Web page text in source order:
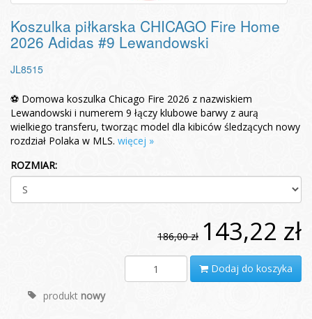
Koszulka piłkarska CHICAGO Fire Home
2026 Adidas #9 Lewandowski
JL8515
⚽ Domowa koszulka Chicago Fire 2026 z nazwiskiem
Lewandowski i numerem 9 łączy klubowe barwy z aurą
wielkiego transferu, tworząc model dla kibiców śledzących nowy
rozdział Polaka w MLS. więcej »
ROZMIAR:
186,00 zł 143,22 zł
Dodaj do koszyka
produkt nowy